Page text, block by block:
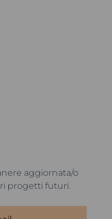
aggiornata/o
progetti futuri.